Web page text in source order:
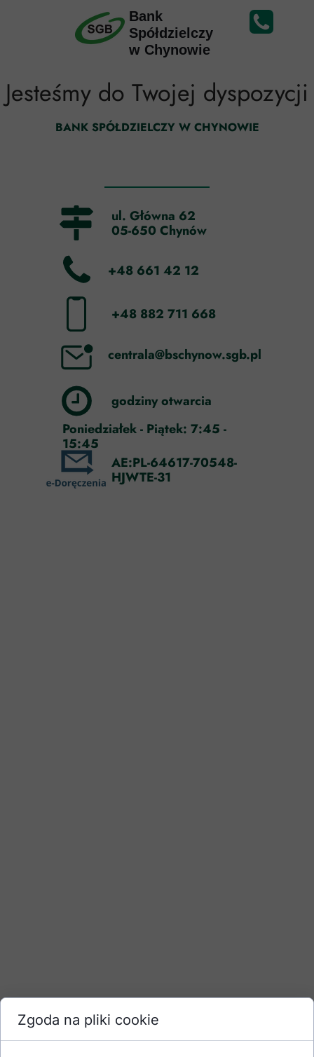
Bank
Spółdzielczy
w Chynowie
ul. Główna 62
05-650 Chynów
centrala@bschynow.sgb.pl
+48 882 711 668
godziny otwarcia
+48 661 42 12
Poniedziałek - Piątek: 7:45 -
15:45
AE:PL-64617-70548-
HJWTE-31
Jesteśmy do Twojej dyspozycji
BANK SPÓŁDZIELCZY W CHYNOWIE
Zgoda na pliki cookie